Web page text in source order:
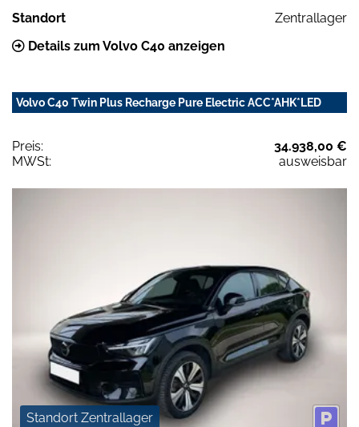
Standort
Zentrallager
Details zum Volvo C40 anzeigen
Volvo C40 Twin Plus Recharge Pure Electric ACC*AHK*LED
Preis:
34.938,00 €
MWSt:
ausweisbar
Standort Zentrallager